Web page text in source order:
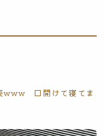
www 口開けて寝てま